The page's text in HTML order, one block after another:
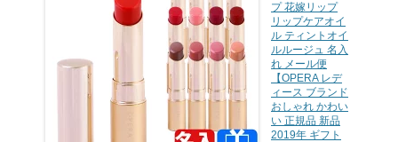
プ 花嫁リップ
リップケアオイ
ル ティントオイ
ルルージュ 名入
れ メール便
【OPERA レデ
ィース ブランド
おしゃれ かわい
い 正規品 新品
2019年 ギフト